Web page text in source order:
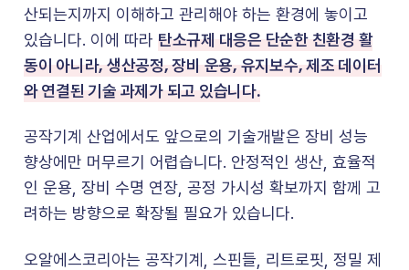
산되는지까지 이해하고 관리해야 하는 환경에 놓이고
있습니다. 이에 따라 탄소규제 대응은 단순한 친환경 활
동이 아니라, 생산공정, 장비 운용, 유지보수, 제조 데이터
와 연결된 기술 과제가 되고 있습니다.
공작기계 산업에서도 앞으로의 기술개발은 장비 성능
향상에만 머무르기 어렵습니다. 안정적인 생산, 효율적
인 운용, 장비 수명 연장, 공정 가시성 확보까지 함께 고
려하는 방향으로 확장될 필요가 있습니다.
오알에스코리아는 공작기계, 스핀들, 리트로핏, 정밀 제